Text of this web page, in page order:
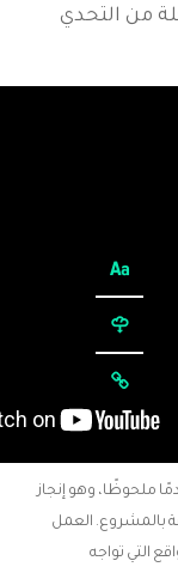
من التحدي
ملحوظًا، وهو إنجاز
بالمشروع. العمل
التي تواجه